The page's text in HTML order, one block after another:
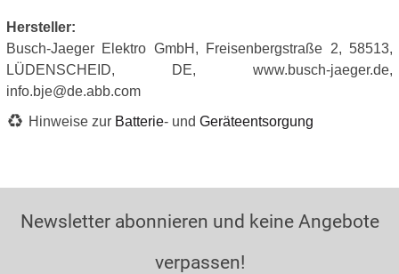
Hersteller:
Busch-Jaeger Elektro GmbH, Freisenbergstraße 2, 58513,
LÜDENSCHEID, DE, www.busch-jaeger.de,
info.bje@de.abb.com
Hinweise zur Batterie- und Geräteentsorgung
Newsletter abonnieren und keine Angebote
verpassen!